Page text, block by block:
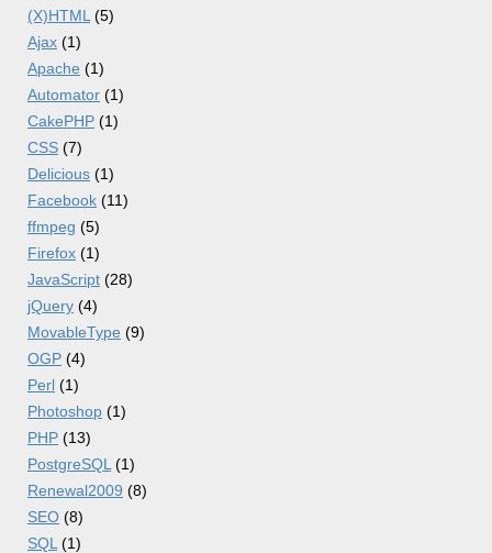
(X)HTML (5)
Ajax (1)
Apache (1)
Automator (1)
CakePHP (1)
CSS (7)
Delicious (1)
Facebook (11)
ffmpeg (5)
Firefox (1)
JavaScript (28)
jQuery (4)
MovableType (9)
OGP (4)
Perl (1)
Photoshop (1)
PHP (13)
PostgreSQL (1)
Renewal2009 (8)
SEO (8)
SQL (1)